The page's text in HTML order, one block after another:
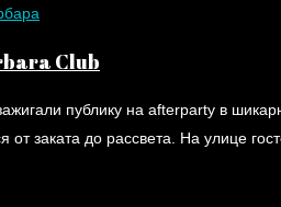
Club
публику на afterparty в
от заката до рассвета. На улице